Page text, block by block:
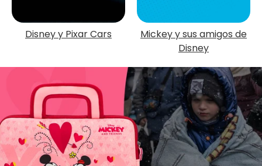
Disney y Pixar Cars
Mickey y sus amigos de
Disney